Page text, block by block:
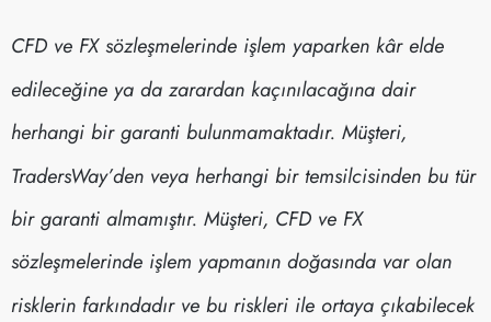
CFD ve FX sözleşmelerinde işlem yaparken kâr elde
edileceğine ya da zarardan kaçınılacağına dair
herhangi bir garanti bulunmamaktadır. Müşteri,
TradersWay’den veya herhangi bir temsilcisinden bu tür
bir garanti almamıştır. Müşteri, CFD ve FX
sözleşmelerinde işlem yapmanın doğasında var olan
risklerin farkındadır ve bu riskleri ile ortaya çıkabilecek